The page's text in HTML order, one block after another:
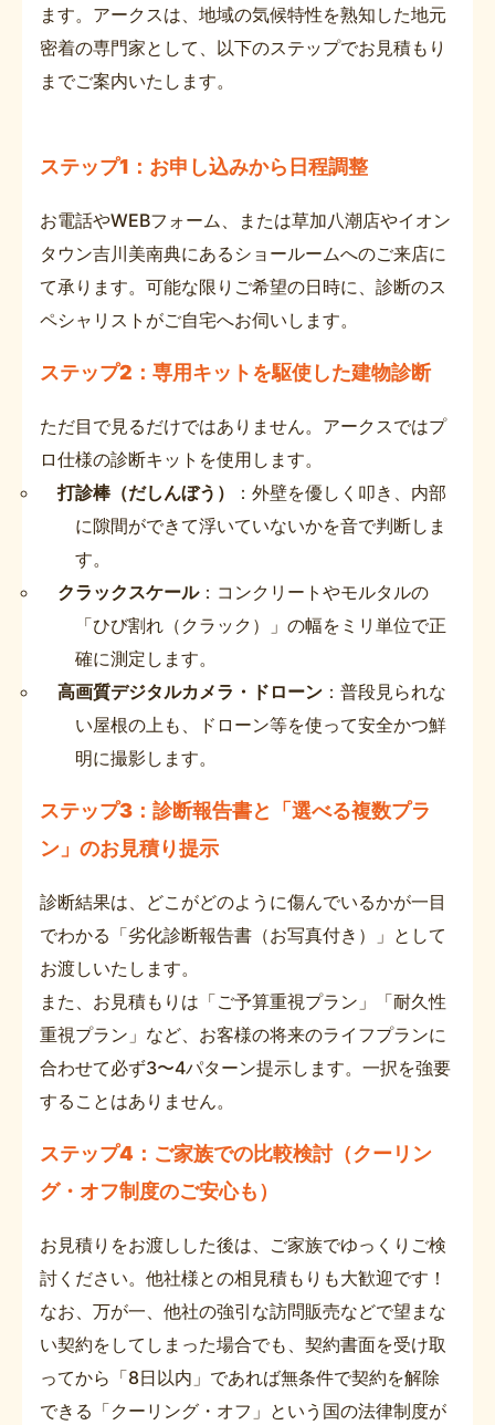
ます。アークスは、地域の気候特性を熟知した地元
密着の専門家として、以下のステップでお見積もり
までご案内いたします。
ステップ1：お申し込みから日程調整
お電話やWEBフォーム、または草加八潮店やイオン
タウン吉川美南典にあるショールームへのご来店に
て承ります。可能な限りご希望の日時に、診断のス
ペシャリストがご自宅へお伺いします。
ステップ2：専用キットを駆使した建物診断
ただ目で見るだけではありません。アークスではプ
ロ仕様の診断キットを使用します。
打診棒（だしんぼう）
：外壁を優しく叩き、内部
に隙間ができて浮いていないかを音で判断しま
す。
クラックスケール：コンクリートやモルタルの
「ひび割れ（クラック）」の幅をミリ単位で正
確に測定します。
高画質デジタルカメラ・ドローン ：普段見られな
い屋根の上も、ドローン等を使って安全かつ鮮
明に撮影します。
ステップ3：診断報告書と「選べる複数プラ
ン」のお見積り提示
診断結果は、どこがどのように傷んでいるかが一目
でわかる「劣化診断報告書（お写真付き）」として
お渡しいたします。
また、お見積もりは「ご予算重視プラン」「耐久性
重視プラン」など、お客様の将来のライフプランに
合わせて必ず3〜4パターン提示します。一択を強要
することはありません。
ステップ4：ご家族での比較検討（クーリン
グ・オフ制度のご安心も）
お見積りをお渡しした後は、ご家族でゆっくりご検
討ください。他社様との相見積もりも大歓迎です！
なお、万が一、他社の強引な訪問販売などで望まな
い契約をしてしまった場合でも、契約書面を受け取
ってから「8日以内」であれば無条件で契約を解除
できる「クーリング・オフ」という国の法律制度が